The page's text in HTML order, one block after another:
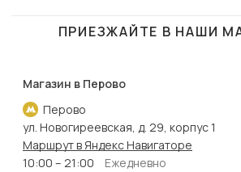
ПРИЕЗЖАЙТЕ В НАШИ
Магазин в Перово
Перово
ул. Новогиреевская, д. 29, корпус 1
Маршрут в Яндекс Навигаторе
10:00 – 21:00
Ежедневно